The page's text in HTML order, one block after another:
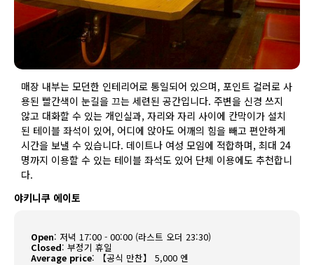
매장 내부는 모던한 인테리어로 통일되어 있으며, 포인트 컬러로 사
용된 빨간색이 눈길을 끄는 세련된 공간입니다. 주변을 신경 쓰지
않고 대화할 수 있는 개인실과, 자리와 자리 사이에 칸막이가 설치
된 테이블 좌석이 있어, 어디에 앉아도 어깨의 힘을 빼고 편안하게
시간을 보낼 수 있습니다. 데이트나 여성 모임에 적합하며, 최대 24
명까지 이용할 수 있는 테이블 좌석도 있어 단체 이용에도 추천합니
다.
야키니쿠 에이토
Open: 저녁 17:00 - 00:00 (라스트 오더 23:30)
Closed:부정기 휴일
Average price: 【공식 만찬】 5,000 엔